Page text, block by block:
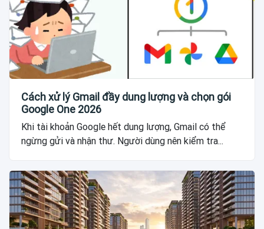
Cách xử lý Gmail đầy dung lượng và chọn gói
Google One 2026
Khi tài khoản Google hết dung lượng, Gmail có thể
ngừng gửi và nhận thư. Người dùng nên kiểm tra...